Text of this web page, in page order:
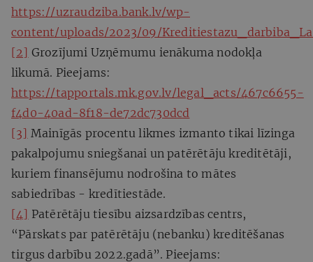
https://uzraudziba.bank.lv/wp-
content/uploads/2023/09/
[2] Grozījumi Uzņēmumu ienākuma nodokļa
likumā. Pieejams:
https://tapportals.mk.gov.lv/legal_acts/467c6655-
f4d0-40ad-8f18-de72dc730dcd
[3] Mainīgās procentu likmes izmanto tikai līzinga
pakalpojumu sniegšanai un patērētāju kreditētāji,
kuriem finansējumu nodrošina to mātes
sabiedrības - kredītiestāde.
[4] Patērētāju tiesību aizsardzības centrs,
“Pārskats par patērētāju (nebanku) kreditēšanas
tirgus darbību 2022.gadā”. Pieejams: